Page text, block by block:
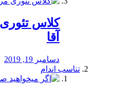
آقا
دسامبر 19, 2019
تناسب اندام